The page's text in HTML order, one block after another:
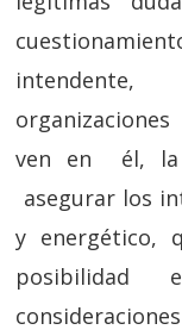
ven en él, la
asegurar los
y energético,
posibilidad